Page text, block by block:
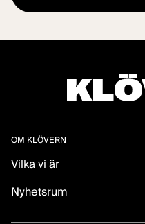
OM KLÖVERN
Vilka vi är
Nyhetsrum